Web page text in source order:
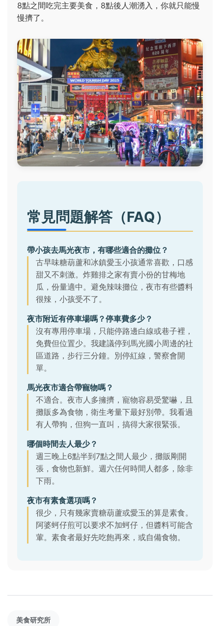
8點之間吃完主要美食，8點後人潮湧入，你就只能慢
慢擠了。
常見問題解答（FAQ）
帶小孩去馬光夜市，有哪些適合的攤位？
古早味糖葫蘆和冰鎮愛玉小孩通常喜歡，口感
甜又不刺激。炸雞排之家有賣小份的甘梅地
瓜，份量適中。避免辣味攤位，夜市有些醬料
很辣，小孩受不了。
夜市附近有停車場嗎？停車費多少？
沒有專用停車場，只能停路邊白線或巷子裡，
免費但位置少。我建議停到馬光國小周邊的社
區道路，步行三分鐘。別停紅線，警察會開
單。
馬光夜市適合帶寵物嗎？
不適合。夜市人多擁擠，寵物容易受驚嚇，且
攤販多為食物，衛生考量下最好別帶。我看過
有人帶狗，但狗一直叫，搞得大家很緊張。
哪個時間去人最少？
週三晚上6點半到7點之間人最少，攤販剛開
張，食物也新鮮。週六任何時間人都多，除非
下雨。
夜市有素食選項嗎？
很少，只有幾家賣糖葫蘆或愛玉的算是素食。
阿婆蚵仔煎可以要求不加蚵仔，但醬料可能含
葷。素食者最好先吃飽再來，或自備食物。
美食研究所